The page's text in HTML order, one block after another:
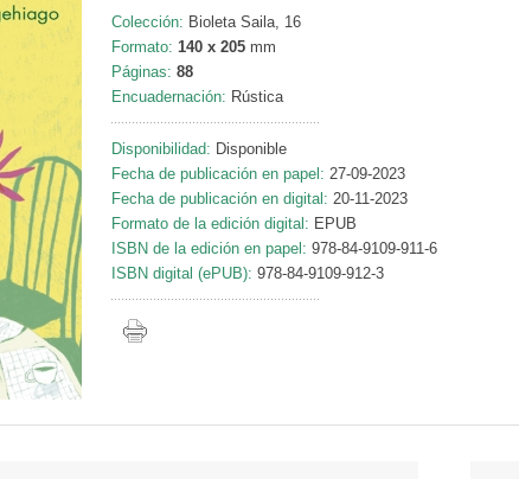
Colección: Bioleta Saila, 16
Formato: 140 x 205 mm
Páginas: 88
Encuadernación: Rústica
Disponibilidad: Disponible
Fecha de publicación en papel: 27-09-2023
Fecha de publicación en digital: 20-11-2023
Formato de la edición digital: EPUB
ISBN de la edición en papel: 978-84-9109-911-6
ISBN digital (ePUB): 978-84-9109-912-3